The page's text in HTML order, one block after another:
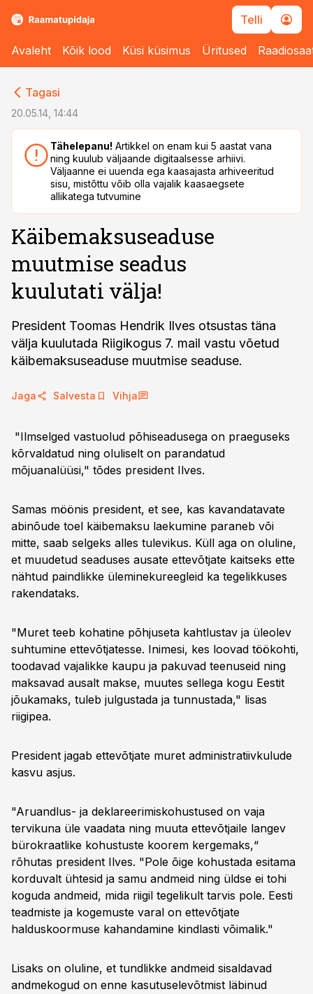
Telli
Avaleht Kõik lood Küsi küsimus Üritused
Tagasi
20.05.14, 14:44
Tähelepanu! Artikkel on enam kui 5 aastat vana
ning kuulub väljaande digitaalsesse arhiivi.
Väljaanne ei uuenda ega kaasajasta arhiveeritud
sisu, mistõttu võib olla vajalik kaasaegsete
allikatega tutvumine
Käibemaksuseaduse
muutmise seadus
kuulutati välja!
President Toomas Hendrik Ilves otsustas täna
välja kuulutada Riigikogus 7. mail vastu võetud
käibemaksuseaduse muutmise seaduse.
Jaga Salvesta Vihja
"Ilmselged vastuolud põhiseadusega on praeguseks
kõrvaldatud ning oluliselt on parandatud
mõjuanalüüsi," tõdes president Ilves.
Samas möönis president, et see, kas kavandatavate
abinõude toel käibemaksu laekumine paraneb või
mitte, saab selgeks alles tulevikus. Küll aga on oluline,
et muudetud seaduses ausate ettevõtjate kaitseks ette
nähtud paindlikke üleminekureegleid ka tegelikkuses
rakendataks.
"Muret teeb kohatine põhjuseta kahtlustav ja üleolev
suhtumine ettevõtjatesse. Inimesi, kes loovad töökohti,
toodavad vajalikke kaupu ja pakuvad teenuseid ning
maksavad ausalt makse, muutes sellega kogu Eestit
jõukamaks, tuleb julgustada ja tunnustada," lisas
riigipea.
President jagab ettevõtjate muret administratiivkulude
kasvu asjus.
"Aruandlus- ja deklareerimiskohustused on vaja
tervikuna üle vaadata ning muuta ettevõtjaile langev
bürokraatlike kohustuste koorem kergemaks,“
rõhutas president Ilves. "Pole õige kohustada esitama
korduvalt ühtesid ja samu andmeid ning üldse ei tohi
koguda andmeid, mida riigil tegelikult tarvis pole. Eesti
teadmiste ja kogemuste varal on ettevõtjate
halduskoormuse kahandamine kindlasti võimalik."
Lisaks on oluline, et tundlikke andmeid sisaldavad
andmekogud on enne kasutuselevõtmist läbinud